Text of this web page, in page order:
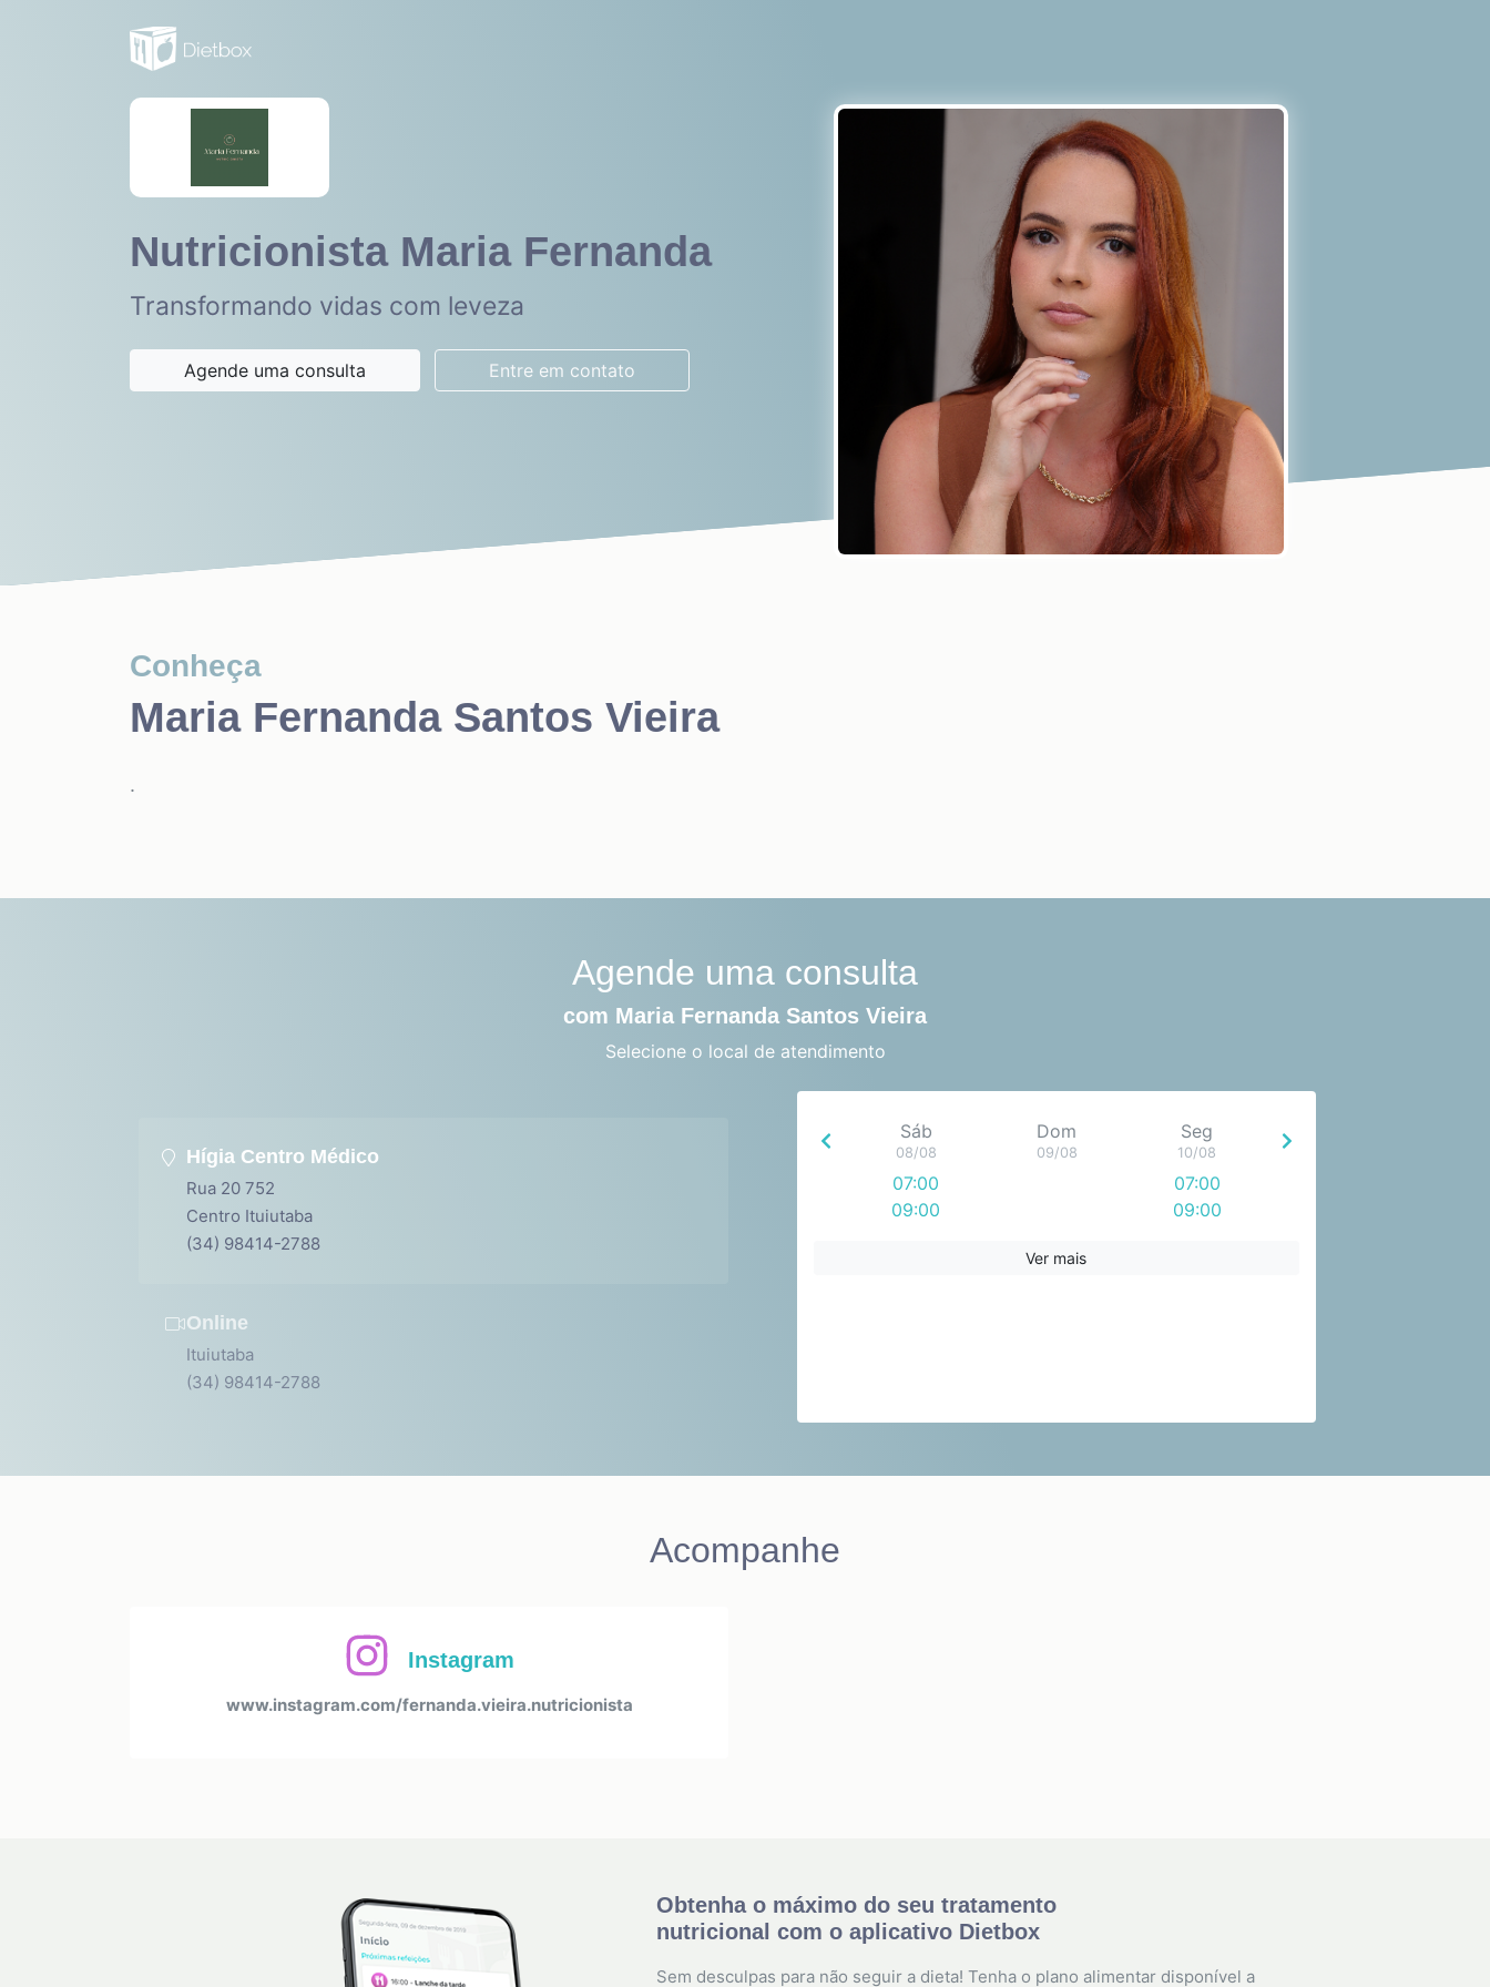
Nutricionista Maria Fernanda
Transformando vidas com leveza
Agende uma consulta Entre em contato
Conheça
Maria Fernanda Santos Vieira
.
Agende uma consulta
com Maria Fernanda Santos Vieira
Selecione o local de atendimento
Hígia Centro Médico
Rua 20 752
Centro Ituiutaba
(34) 98414-2788
Online
Ituiutaba
(34) 98414-2788
Sáb
08/08
07:00
09:00
Dom
09/08
Seg
10/08
07:00
09:00
Ver mais
Acompanhe
Instagram
www.instagram.com/fernanda.vieira.nutricionista
Obtenha o máximo do seu tratamento
nutricional com o aplicativo Dietbox
Sem desculpas para não seguir a dieta! Tenha o plano alimentar disponível a